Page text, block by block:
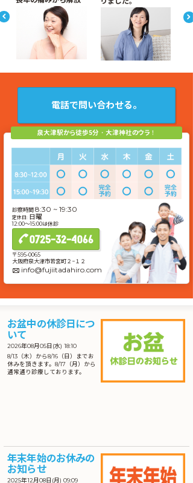
電話で問い合わせる。
診察時間8:30 ~ 19:30
定休日: 日曜
12:00〜15:00は休診
0725-32-4066
〒595-0065
大阪府泉大津市若宮町２−１２
info@fujiitadahiro.com
お盆中の休診日につ
いて
2026年08月05日(水) 18:10
8/13（木）から8/16（日）までお
休みを頂きます。8/17（月）から
通常通り診療しております。
年末年始のお休みの
お知らせ
2025年12月08日(月) 09:09